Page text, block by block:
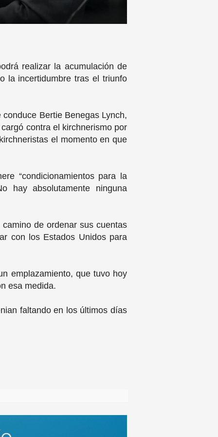
realizar la acumulación de
la incertidumbre tras el triunfo
Bertie Benegas Lynch,
contra el kirchnerismo por
el momento en que
“condicionamientos para la
hay absolutamente ninguna
de ordenar sus cuentas
con los Estados Unidos para
emplazamiento, que tuvo hoy
esa medida.
faltando en los últimos días